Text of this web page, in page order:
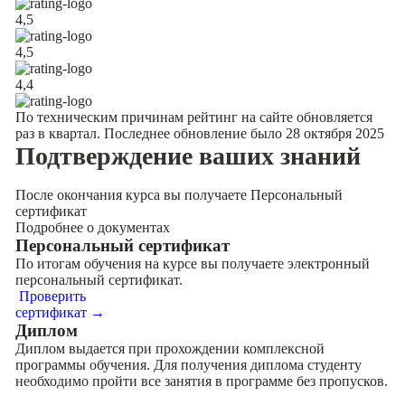
4,5
4,5
4,4
По техническим причинам рейтинг на сайте обновляется
раз в квартал. Последнее обновление было 28 октября 2025
Подтверждение ваших знаний
После окончания курса вы получаете Персональный
сертификат
Подробнее о документах
Персональный сертификат
По итогам обучения на курсе вы получаете электронный
персональный сертификат.
Проверить
сертификат →
Диплом
Диплом выдается при прохождении комплексной
программы обучения. Для получения диплома студенту
необходимо пройти все занятия в программе без пропусков.